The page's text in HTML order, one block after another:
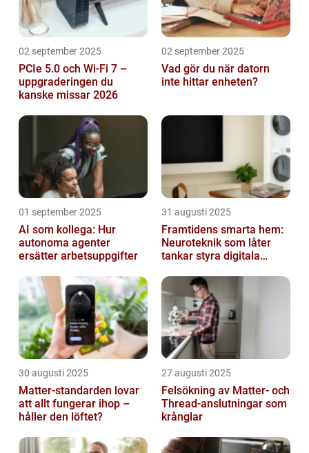
02 september 2025
PCIe 5.0 och Wi-Fi 7 –
uppgraderingen du
kanske missar 2026
02 september 2025
Vad gör du när datorn
inte hittar enheten?
01 september 2025
AI som kollega: Hur
autonoma agenter
ersätter arbetsuppgifter
31 augusti 2025
Framtidens smarta hem:
Neuroteknik som låter
tankar styra digitala
30 augusti 2025
Matter-standarden lovar
att allt fungerar ihop –
håller den löftet?
27 augusti 2025
Felsökning av Matter‑ och
Thread‑anslutningar som
krånglar